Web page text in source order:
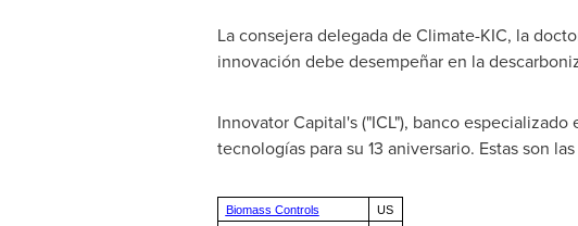
La consejera delegada de Climate-KIC, la
innovación debe desempeñar en la
Innovator Capital's ("ICL"), banco
tecnologías para su 13 aniversario. Estas son
Biomass Controls
US